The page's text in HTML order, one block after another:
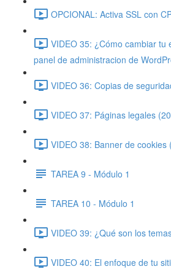
OPCIONAL: Activa SSL con
VIDEO 35: ¿Cómo cambiar tu
panel de administracion de
VIDEO 36: Copias de
VIDEO 37: Páginas legales
VIDEO 38: Banner de cookies
TAREA 9 - Módulo 1
TAREA 10 - Módulo 1
VIDEO 39: ¿Qué son los
VIDEO 40: El enfoque de tu